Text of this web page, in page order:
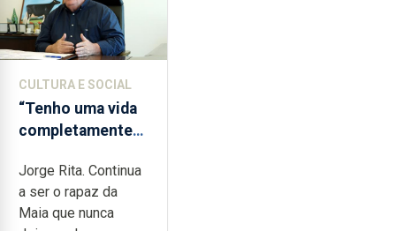
CULTURA E SOCIAL
“Tenho uma vida
completamente
dedicação, gosto
e muita paixão”
Jorge Rita. Continua
a ser o rapaz da
Maia que nunca